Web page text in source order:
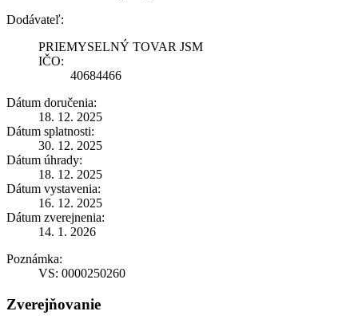
Dodávateľ:
PRIEMYSELNÝ TOVAR JSM
IČO:
40684466
Dátum doručenia:
18. 12. 2025
Dátum splatnosti:
30. 12. 2025
Dátum úhrady:
18. 12. 2025
Dátum vystavenia:
16. 12. 2025
Dátum zverejnenia:
14. 1. 2026
Poznámka:
VS: 0000250260
Zverejňovanie